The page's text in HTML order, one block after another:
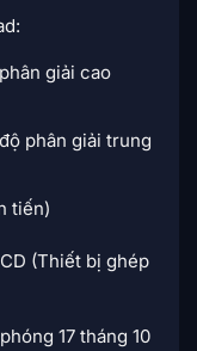
giải cao
phân giải trung
tiến)
(Thiết bị ghép
17 tháng 10